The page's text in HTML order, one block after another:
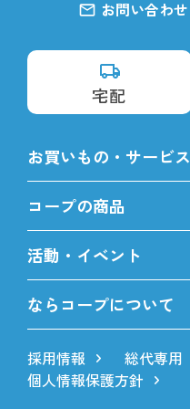
お問い合わせ
宅配
お買いもの・サービス
コープの商品
活動・イベント
ならコープについて
採用情報 総代専用
個人情報保護方針